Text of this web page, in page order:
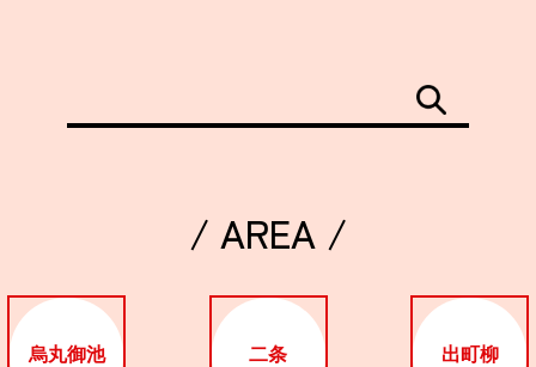
/ AREA /
烏丸御池 二条 出町柳